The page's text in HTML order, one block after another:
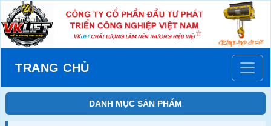
TRANG CHỦ
DANH MỤC SẢN PHẨM